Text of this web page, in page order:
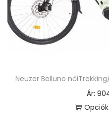
Neuzer Belluno
Ár: